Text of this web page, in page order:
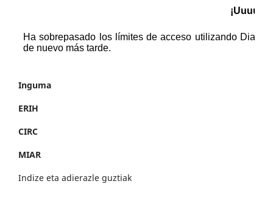
Inguma
ERIH
CIRC
MIAR
Indize eta adierazle guztiak